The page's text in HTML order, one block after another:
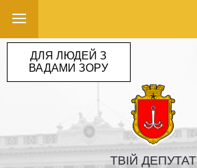
ТВІЙ ДЕПУТАТ
ДЛЯ ЛЮДЕЙ З
ВАДАМИ ЗОРУ